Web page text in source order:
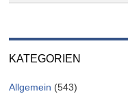
KATEGORIEN
Allgemein (543)